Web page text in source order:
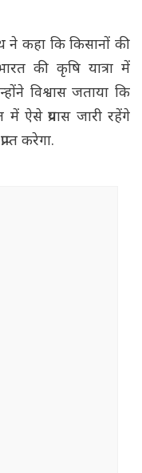
कहा कि किसानों की
की कृषि यात्रा में
विश्वास जताया कि
ऐसे प्रयास जारी रहेंगे
करेगा.